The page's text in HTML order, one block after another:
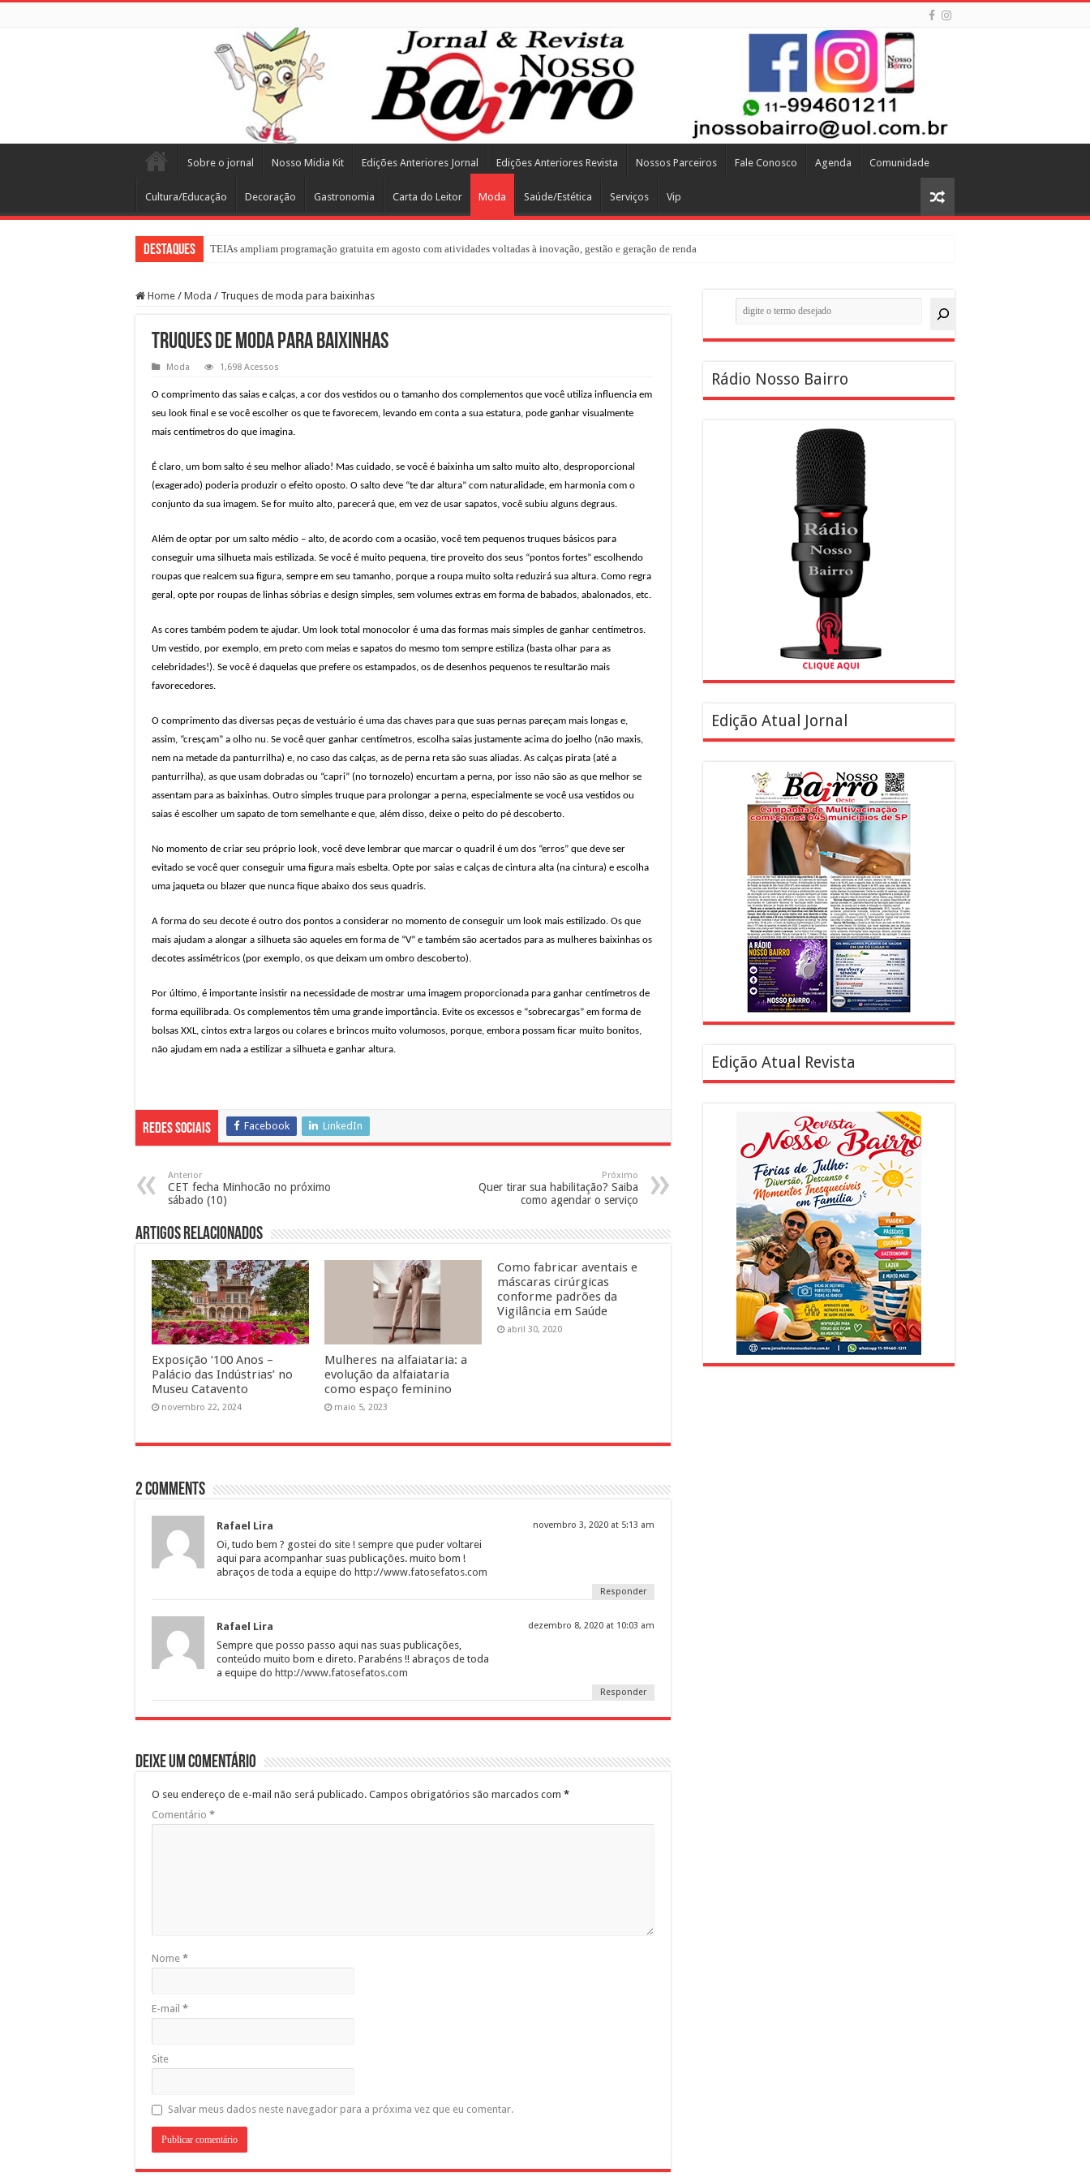
Sobre o jornal Nosso Midia Kit Edições Anteriores Jornal Edições Anteriores Revista Nossos Parceiros Fale Conosco Agenda Comunidade
Cultura/Educação Decoração Gastronomia Carta do Leitor Moda Saúde/Estética Serviços Vip
Destaques TEIAs ampliam programação gratuita em agosto com atividades voltadas à inovação, gestão e geração de renda
Home / Moda / Truques de moda para baixinhas
Truques de moda para baixinhas
Moda 1,698 Acessos
O comprimento das saias e calças, a cor dos vestidos ou o tamanho dos complementos que você utiliza influencia em
seu look final e se você escolher os que te favorecem, levando em conta a sua estatura, pode ganhar visualmente
mais centímetros do que imagina.
É claro, um bom salto é seu melhor aliado! Mas cuidado, se você é baixinha um salto muito alto, desproporcional
(exagerado) poderia produzir o efeito oposto. O salto deve “te dar altura” com naturalidade, em harmonia com o
conjunto da sua imagem. Se for muito alto, parecerá que, em vez de usar sapatos, você subiu alguns degraus.
Além de optar por um salto médio – alto, de acordo com a ocasião, você tem pequenos truques básicos para
conseguir uma silhueta mais estilizada. Se você é muito pequena, tire proveito dos seus “pontos fortes” escolhendo
roupas que realcem sua figura, sempre em seu tamanho, porque a roupa muito solta reduzirá sua altura. Como regra
geral, opte por roupas de linhas sóbrias e design simples, sem volumes extras em forma de babados, abalonados, etc.
As cores também podem te ajudar. Um look total monocolor é uma das formas mais simples de ganhar centímetros.
Um vestido, por exemplo, em preto com meias e sapatos do mesmo tom sempre estiliza (basta olhar para as
celebridades!). Se você é daquelas que prefere os estampados, os de desenhos pequenos te resultarão mais
favorecedores.
O comprimento das diversas peças de vestuário é uma das chaves para que suas pernas pareçam mais longas e,
assim, “cresçam” a olho nu. Se você quer ganhar centímetros, escolha saias justamente acima do joelho (não maxis,
nem na metade da panturrilha) e, no caso das calças, as de perna reta são suas aliadas. As calças pirata (até a
panturrilha), as que usam dobradas ou “capri” (no tornozelo) encurtam a perna, por isso não são as que melhor se
assentam para as baixinhas. Outro simples truque para prolongar a perna, especialmente se você usa vestidos ou
saias é escolher um sapato de tom semelhante e que, além disso, deixe o peito do pé descoberto.
No momento de criar seu próprio look, você deve lembrar que marcar o quadril é um dos “erros” que deve ser
evitado se você quer conseguir uma figura mais esbelta. Opte por saias e calças de cintura alta (na cintura) e escolha
uma jaqueta ou blazer que nunca fique abaixo dos seus quadris.
A forma do seu decote é outro dos pontos a considerar no momento de conseguir um look mais estilizado. Os que
mais ajudam a alongar a silhueta são aqueles em forma de “V” e também são acertados para as mulheres baixinhas os
decotes assimétricos (por exemplo, os que deixam um ombro descoberto).
Por último, é importante insistir na necessidade de mostrar uma imagem proporcionada para ganhar centímetros de
forma equilibrada. Os complementos têm uma grande importância. Evite os excessos e “sobrecargas” em forma de
bolsas XXL, cintos extra largos ou colares e brincos muito volumosos, porque, embora possam ficar muito bonitos,
não ajudam em nada a estilizar a silhueta e ganhar altura.
Redes Sociais Facebook LinkedIn
Anterior
CET fecha Minhocão no próximo
sábado (10)
Próximo
Quer tirar sua habilitação? Saiba
como agendar o serviço
Artigos Relacionados
Exposição ‘100 Anos –
Palácio das Indústrias’ no
Museu Catavento
novembro 22, 2024
Mulheres na alfaiataria: a
evolução da alfaiataria
como espaço feminino
maio 5, 2023
Como fabricar aventais e
máscaras cirúrgicas
conforme padrões da
Vigilância em Saúde
abril 30, 2020
2 comments
Rafael Lira novembro 3, 2020 at 5:13 am
Oi, tudo bem ? gostei do site ! sempre que puder voltarei
aqui para acompanhar suas publicações. muito bom !
abraços de toda a equipe do http://www.fatosefatos.com
Responder
Rafael Lira dezembro 8, 2020 at 10:03 am
Sempre que posso passo aqui nas suas publicações,
conteúdo muito bom e direto. Parabéns !! abraços de toda
a equipe do http://www.fatosefatos.com
Responder
Deixe um comentário
O seu endereço de e-mail não será publicado. Campos obrigatórios são marcados com *
Comentário *
Nome *
E-mail *
Site
Salvar meus dados neste navegador para a próxima vez que eu comentar.
Pesquisar
Rádio Nosso Bairro
Edição Atual Jornal
Edição Atual Revista